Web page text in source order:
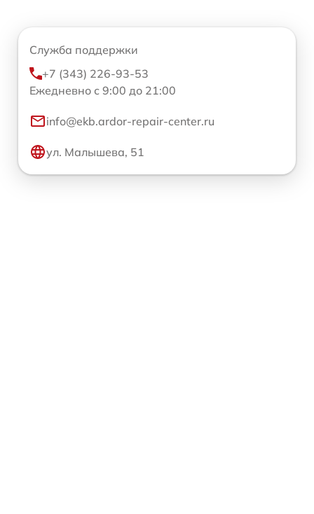
Служба поддержки
+7 (343) 226-93-53
Ежедневно с 9:00 до 21:00
info@ekb.ardor-repair-center.ru
ул. Малышева, 51